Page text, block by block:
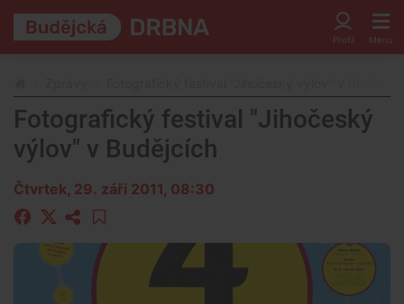
Fotografický festival "Jihočeský
výlov" v Budějcích
Čtvrtek, 29. září 2011, 08:30